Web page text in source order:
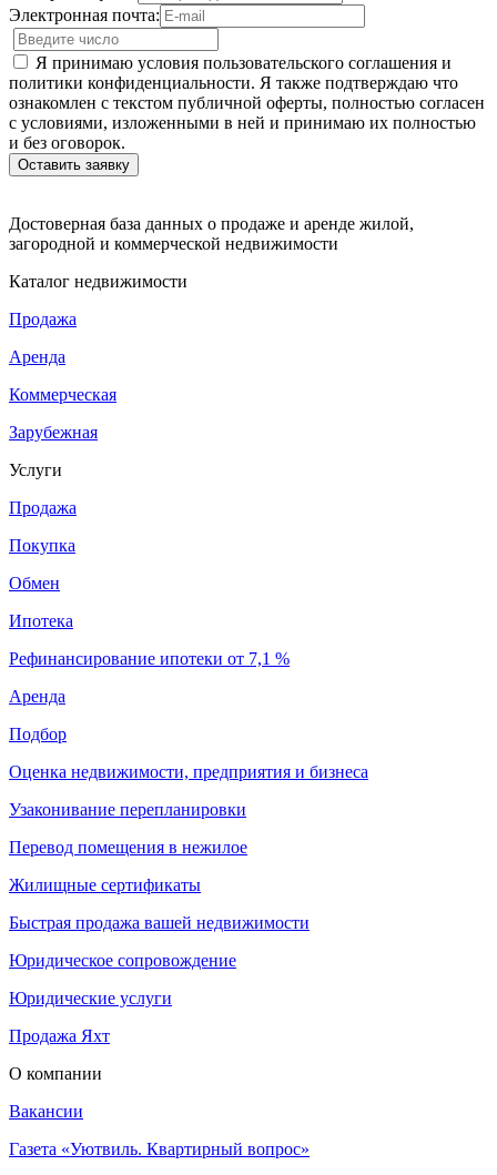
Электронная почта:
Я принимаю условия пользовательского соглашения и
политики конфиденциальности. Я также подтверждаю что
ознакомлен с текстом публичной оферты, полностью согласен
с условиями, изложенными в ней и принимаю их полностью
и без оговорок.
Достоверная база данных о продаже и аренде жилой,
загородной и коммерческой недвижимости
Каталог недвижимости
Продажа
Аренда
Коммерческая
Зарубежная
Услуги
Продажа
Покупка
Обмен
Ипотека
Рефинансирование ипотеки от 7,1 %
Аренда
Подбор
Оценка недвижимости, предприятия и бизнеса
Узаконивание перепланировки
Перевод помещения в нежилое
Жилищные сертификаты
Быстрая продажа вашей недвижимости
Юридическое сопровождение
Юридические услуги
Продажа Яхт
О компании
Вакансии
Газета «Уютвиль. Квартирный вопрос»